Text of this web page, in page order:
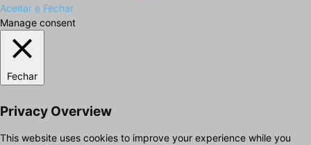
Aceitar e Fechar
Manage consent
Fechar
Privacy Overview
This website uses cookies to improve your experience while you